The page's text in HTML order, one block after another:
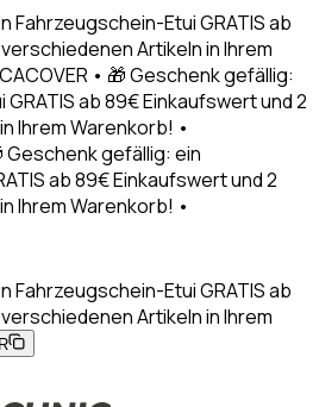
Fahrzeugschein-Etui GRATIS ab
Artikeln in Ihrem
• 🎁 Geschenk gefällig:
ab 89€ Einkaufswert und 2
Ihrem Warenkorb! •
Geschenk gefällig: ein
ab 89€ Einkaufswert und 2
Ihrem Warenkorb! •
Fahrzeugschein-Etui GRATIS ab
Artikeln in Ihrem